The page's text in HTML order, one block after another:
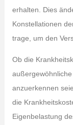
erhalten. Dies
Konstellationen
trage, um den
Ob die
anzuerkennen
die
Eigenbelastung